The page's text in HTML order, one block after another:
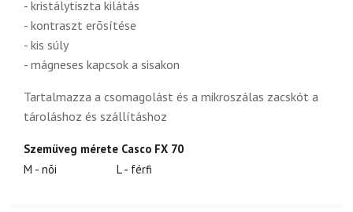
- kristálytiszta kilátás
- kontraszt erõsítése
- kis súly
- mágneses kapcsok a sisakon
Tartalmazza a csomagolást és a mikroszálas zacskót a
tároláshoz és szállításhoz
Szemüveg mérete Casco FX 70
M - nõi
L - férfi